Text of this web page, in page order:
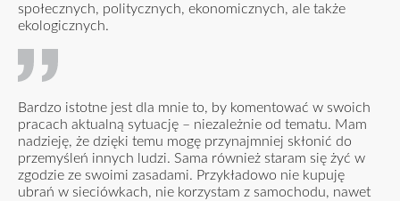
społecznych, politycznych, ekonomicznych, ale także
ekologicznych.
Bardzo istotne jest dla mnie to, by komentować w swoich
pracach aktualną sytuację – niezależnie od tematu. Mam
nadzieję, że dzięki temu mogę przynajmniej skłonić do
przemyśleń innych ludzi. Sama również staram się żyć w
zgodzie ze swoimi zasadami. Przykładowo nie kupuję
ubrań w sieciówkach, nie korzystam z samochodu, nawet